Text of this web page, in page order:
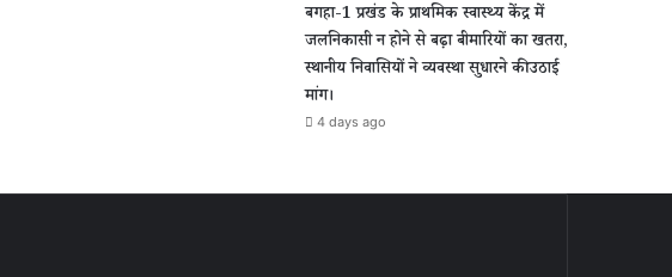
बगहा-1 प्रखंड के प्राथमिक स्वास्थ्य केंद्र में
जलनिकासी न होने से बढ़ा बीमारियों का खतरा,
स्थानीय निवासियों ने व्यवस्था सुधारने की उठाई
मांग।
4 days ago